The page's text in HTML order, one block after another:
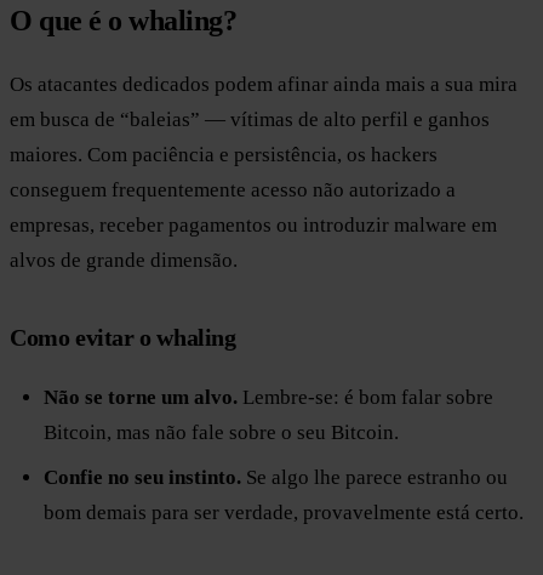
O que é o whaling?
Os atacantes dedicados podem afinar ainda mais a sua mira
em busca de “baleias” — vítimas de alto perfil e ganhos
maiores. Com paciência e persistência, os hackers
conseguem frequentemente acesso não autorizado a
empresas, receber pagamentos ou introduzir malware em
alvos de grande dimensão.
Como evitar o whaling
Não se torne um alvo.Lembre-se: é bom falar sobre
Bitcoin, mas não fale sobre o seu Bitcoin.
Confie no seu instinto.Se algo lhe parece estranho ou
bom demais para ser verdade, provavelmente está certo.